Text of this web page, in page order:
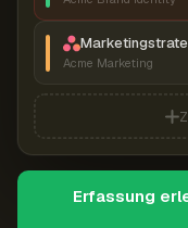
Acme Marketing
Erfassung